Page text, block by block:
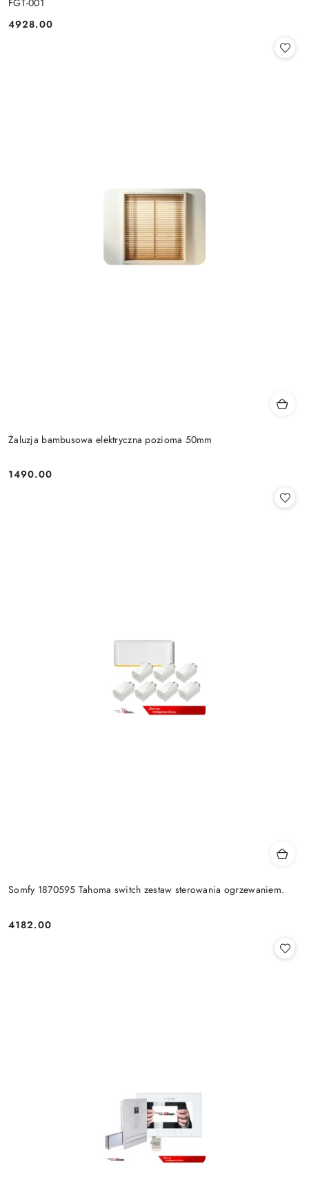
FGT-001
Cena:
4928.00
Żaluzja bambusowa elektryczna pozioma 50mm
Cena:
1490.00
Somfy 1870595 Tahoma switch zestaw sterowania ogrzewaniem.
Cena:
4182.00